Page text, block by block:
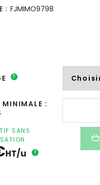
: FJMIMO9798
?
MINIMALE :
quantité
Ensemble
manucure
SANS
HT/u ?